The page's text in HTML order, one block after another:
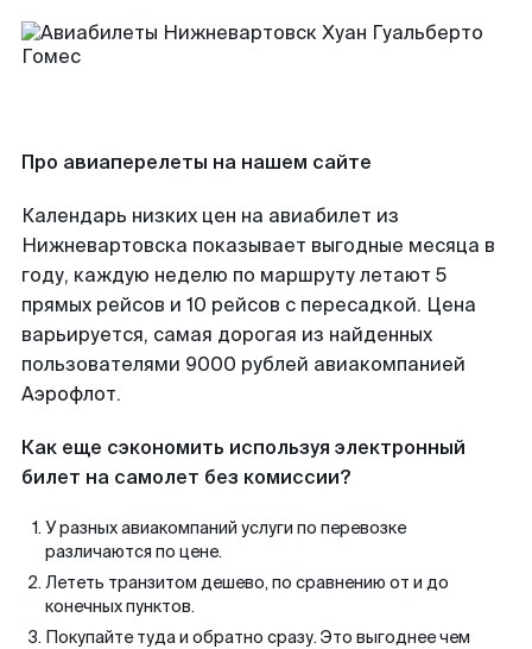
Про авиаперелеты на нашем сайте
Календарь низких цен на авиабилет из
Нижневартовска показывает выгодные месяца в
году, каждую неделю по маршруту летают 5
прямых рейсов и 10 рейсов с пересадкой. Цена
варьируется, самая дорогая из найденных
пользователями 9000 рублей авиакомпанией
Аэрофлот.
Как еще сэкономить используя электронный
билет на самолет без комиссии?
У разных авиакомпаний услуги по перевозке
различаются по цене.
Лететь транзитом дешево, по сравнению от и до
конечных пунктов.
Покупайте туда и обратно сразу. Это выгоднее чем